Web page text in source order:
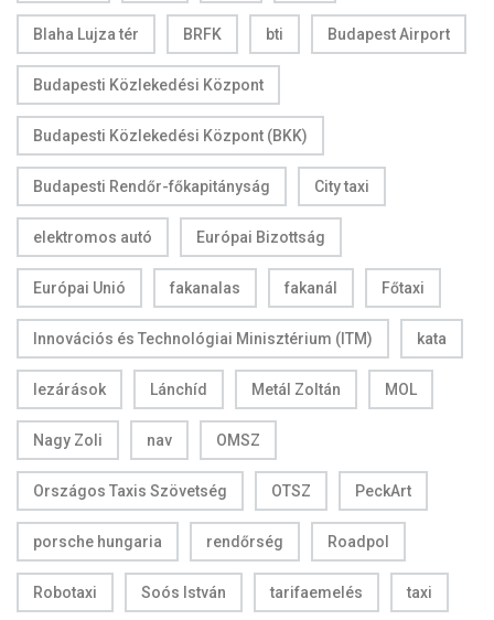
Blaha Lujza tér BRFK bti Budapest Airport
Budapesti Közlekedési Központ
Budapesti Közlekedési Központ (BKK)
Budapesti Rendőr-főkapitányság City taxi
elektromos autó Európai Bizottság
Európai Unió fakanalas fakanál Főtaxi
Innovációs és Technológiai Minisztérium (ITM) kata
lezárások Lánchíd Metál Zoltán MOL
Nagy Zoli nav OMSZ
Országos Taxis Szövetség OTSZ PeckArt
porsche hungaria rendőrség Roadpol
Robotaxi Soós István tarifaemelés taxi